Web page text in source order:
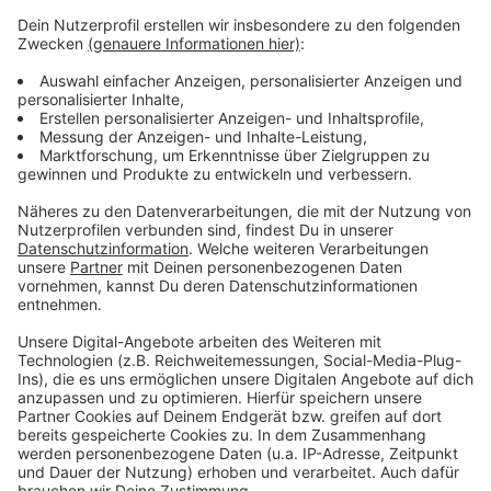
Sorgen, alles wird gut! Auf rauer See braucht man
einen erfahrenen Kapitän, der einen in den sicheren
Hafen der guten Laune schippert. Atzes Mantra für ein
glückliches Leben: "Lass' mich mal machen." Also volle
Kaltstart 24.
Anzeige
Anzeige